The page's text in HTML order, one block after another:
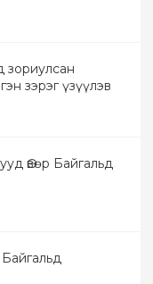
зориулсан
зэрэг үзүүлэв
Өвөр Байгальд